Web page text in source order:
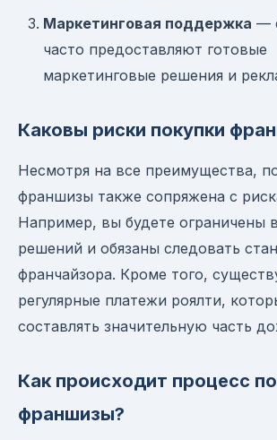
Маркетинговая поддержка —
часто предоставляют готовые
маркетинговые решения и
Каковы риски покупки
Несмотря на все преимущества,
франшизы также сопряжена с
Например, вы будете ограничены
решений и обязаны следовать
франчайзора. Кроме того,
регулярные платежи роялти,
составлять значительную часть
Как происходит процесс
франшизы?